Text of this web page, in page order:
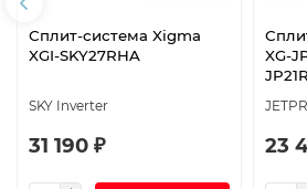
Сплит-система Xigma
XGI-SKY27RHA
SKY Inverter
31 190 ₽
XG-
23